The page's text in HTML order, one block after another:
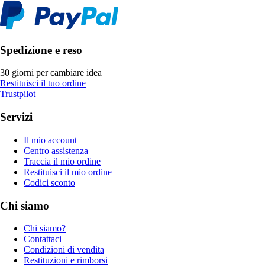
Spedizione e reso
30 giorni per cambiare idea
Restituisci il tuo ordine
Trustpilot
Servizi
Il mio account
Centro assistenza
Traccia il mio ordine
Restituisci il mio ordine
Codici sconto
Chi siamo
Chi siamo?
Contattaci
Condizioni di vendita
Restituzioni e rimborsi